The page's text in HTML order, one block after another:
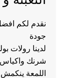
نقدم لكم
جودة
لدينا رولات
شرنك
اللمعة ينكمش